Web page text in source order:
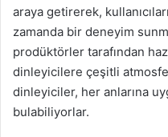
araya getirerek,
zamanda bir deneyim
prodüktörler tarafından
dinleyicilere çeşitli
dinleyiciler, her anlarına
bulabiliyorlar.